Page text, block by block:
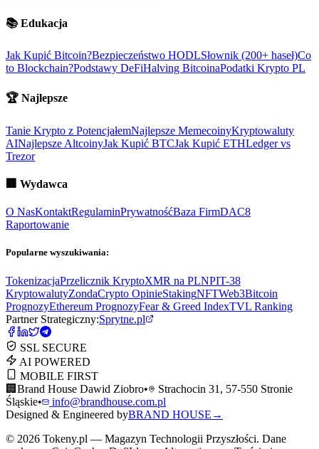
📚 Edukacja
Jak Kupić Bitcoin?Bezpieczeństwo HODLSłownik (200+ haseł)Co
to Blockchain?Podstawy DeFiHalving BitcoinaPodatki Krypto PL
🏆 Najlepsze
Tanie Krypto z PotencjałemNajlepsze MemecoinyKryptowaluty
AINajlepsze AltcoinyJak Kupić BTCJak Kupić ETHLedger vs
Trezor
🏢 Wydawca
O NasKontaktRegulaminPrywatnośćBaza FirmDAC8
Raportowanie
Popularne wyszukiwania:
TokenizacjaPrzelicznik KryptoXMR na PLNPIT-38
KryptowalutyZondaCrypto OpinieStakingNFTWeb3Bitcoin
PrognozyEthereum PrognozyFear & Greed IndexTVL Ranking
Partner Strategiczny:Sprytne.pl
SSL SECURE
AI POWERED
MOBILE FIRST
🏢 Brand House Dawid Ziobro•
Strachocin 31, 57-550 Stronie
Śląskie•
info@brandhouse.com.pl
Designed & Engineered byBRAND HOUSE →
© 2026 Tokeny.pl — Magazyn Technologii Przyszłości. Dane